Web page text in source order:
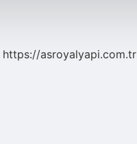
https://asroyalyapi.com.tr